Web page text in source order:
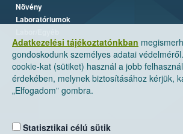
Adatkezelési tájékoztatónkban
gondoskodunk személyes adatai
cookie-kat (sütiket) használ a jobb
érdekében, melynek biztosításához kérjük,
„Elfogadom” gombra.
Statisztikai célú sütik
Növény
Laboratóriumok